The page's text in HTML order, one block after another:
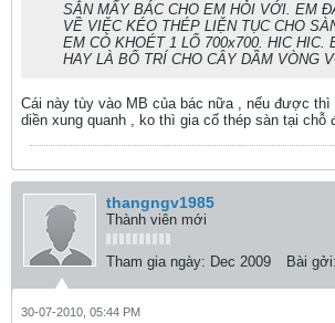
SẲN MẤY BÁC CHO EM HỎI VỚI. EM
VỀ VIỆC KÉO THÉP LIỆN TỤC CHO
EM CÓ KHOÉT 1 LỔ 700x700. HIC HIC.
HAY LÀ BỐ TRÍ CHO CÂY DẦM VÒNG
Cái này tùy vào MB của bác nữa , nếu được thì
diền xung quanh , ko thì gia cố thép sàn tại chỗ
thangngv1985
Thành viên mới
Tham gia ngày: Dec 2009 Bài gởi:
30-07-2010, 05:44 PM